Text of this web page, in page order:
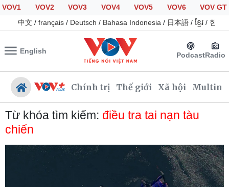
VOV1 VOV2 VOV3 VOV4 VOV5 VOV6
VOV GT
中文 / français / Deutsch / Bahasa Indonesia / 日本語 / ខ្មែរ / 한국
English PodcastRadio
Chính trị Thế giới Xã hội
Chính trị
Xã hội
Tin 24h
Dự báo thời tiết
Từ khóa tìm kiếm: điều tra tai nạn tàu
chiến